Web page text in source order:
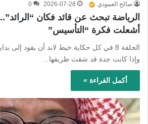
صالح العمودي 2026-07-28
0
الرياضة تبحث عن قائد فكان “الرائد”..
أشعلت فكرة “التأسيس”
الحلقة 8 في كل حكاية خيط لابد أن يقود إلى
وإذا كانت جدة قد شقت طريقها…
أكمل القراءة »